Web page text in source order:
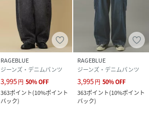
RAGEBLUE
ジーンズ・デニムパンツ
3,995円 50%OFF
363ポイント(10%ポイント
バック)
RAGEBLUE
ジーンズ・デニムパンツ
3,995円 50%OFF
363ポイント(10%ポイント
バック)